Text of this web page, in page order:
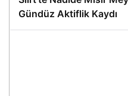
Gündüz Aktiflik Kaydı